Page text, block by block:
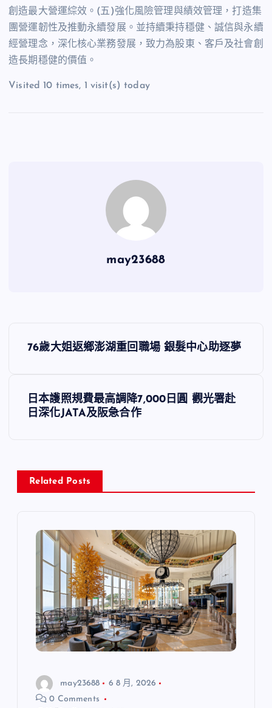
創造最大營運綜效。(五)強化風險管理與績效管理，打造集
團營運韌性及推動永續發展。並持續秉持穩健、誠信與永續
經營理念，深化核心業務發展，致力為股東、客戶及社會創
造長期穩健的價值。
Visited 10 times, 1 visit(s) today
may23688
文
導
76歲大姐返鄉澎湖重回職場 銀髮中心助逐夢
日本護照規費最高調降7,000日圓 觀光署赴
日深化JATA及阪急合作
Related Posts
may23688
6 8 月, 2026
0 Comments